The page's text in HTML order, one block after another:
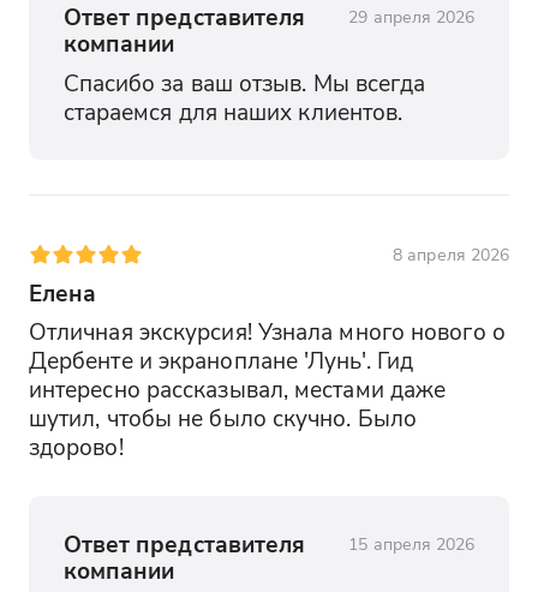
Ответ представителя
компании
29 апреля 2026
Спасибо за ваш отзыв. Мы всегда
стараемся для наших клиентов.
8 апреля 2026
Елена
Отличная экскурсия! Узнала много нового о
Дербенте и экраноплане 'Лунь'. Гид
интересно рассказывал, местами даже
шутил, чтобы не было скучно. Было
здорово!
Ответ представителя
компании
15 апреля 2026